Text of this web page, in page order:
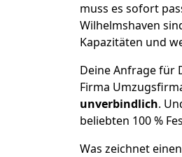
muss es sofort
Wilhelmshaven
Kapazitäten und
Deine Anfrage für
Firma
unverbindlich.
beliebten 100 %
Was zeichnet